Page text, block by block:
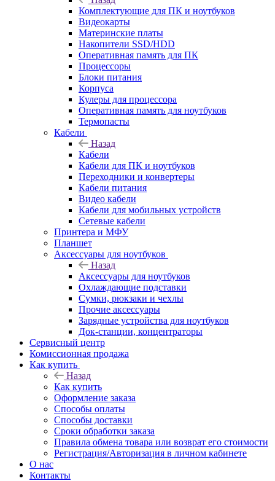
Комплектующие для ПК и ноутбуков
Видеокарты
Материнские платы
Накопители SSD/HDD
Оперативная память для ПК
Процессоры
Блоки питания
Корпуса
Кулеры для процессора
Оперативная память для ноутбуков
Термопасты
Кабели
Назад
Кабели
Кабели для ПК и ноутбуков
Переходники и конвертеры
Кабели питания
Видео кабели
Кабели для мобильных устройств
Сетевые кабели
Принтера и МФУ
Планшет
Аксессуары для ноутбуков
Назад
Аксессуары для ноутбуков
Охлаждающие подставки
Сумки, рюкзаки и чехлы
Прочие аксессуары
Зарядные устройства для ноутбуков
Док-станции, концентраторы
Сервисный центр
Комиссионная продажа
Как купить
Назад
Как купить
Оформление заказа
Способы оплаты
Способы доставки
Сроки обработки заказа
Правила обмена товара или возврат его стоимости
Регистрация/Авторизация в личном кабинете
О нас
Контакты